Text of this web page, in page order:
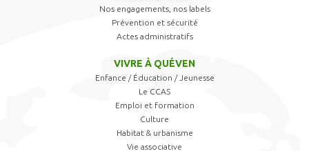
Nos engagements, nos labels
Prévention et sécurité
Actes administratifs
VIVRE À QUÉVEN
Enfance / Éducation / Jeunesse
Le CCAS
Emploi et formation
Culture
Habitat & urbanisme
Vie associative